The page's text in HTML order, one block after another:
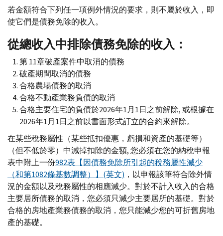
若金額符合下列任一項例外情況的要求，則不屬於收入，即
使它們是債務免除的收入。
從總收入中排除債務免除的收入：
第 11章破產案件中取消的債務
破產期間取消的債務
合格農場債務的取消
合格不動產業務負債的取消
合格主要住宅的負債於2026年1月1日之前解除, 或根據在
2026年1月1日之前以書面形式訂立的合約來解除。
在某些稅務屬性（某些抵扣優惠，虧損和資產的基礎等）
（但不低於零）中減掉扣除的金額, 您必須在您的納稅申報
表中附上一份982表【因債務免除所引起的稅務屬性減少
（和第1082條基數調整）】(英文) ，以申報該筆符合除外情
況的金額以及稅務屬性的相應減少。對於不計入收入的合格
主要居所債務的取消，您必須只減少主要居所的基礎。對於
合格的房地產業務債務的取消，您只能減少您的可折舊房地
產的基礎。